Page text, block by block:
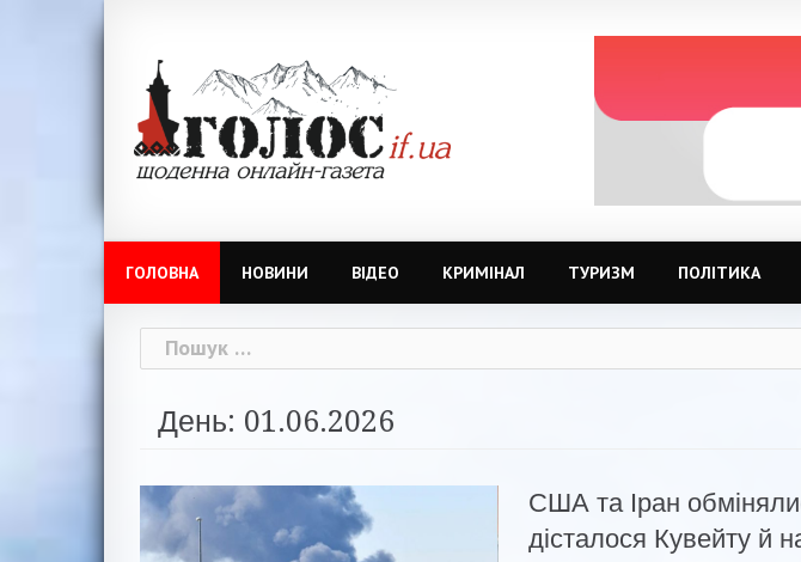
ГОЛОВНА НОВИНИ ВІДЕО КРИМІНАЛ ТУРИЗМ ПОЛІТИКА
Пошук:
День: 01.06.2026
США та Іран
дісталося Кувейту й